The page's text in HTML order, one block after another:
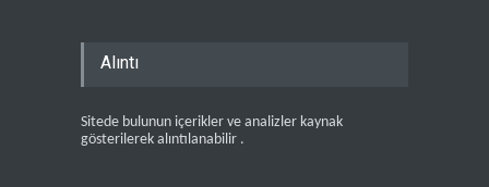
Alıntı
Sitede bulunun içerikler ve analizler kaynak
gösterilerek alıntılanabilir .